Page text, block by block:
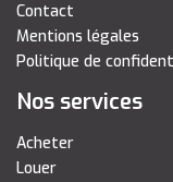
Contact
Mentions légales
Politique de
Nos services
Acheter
Louer